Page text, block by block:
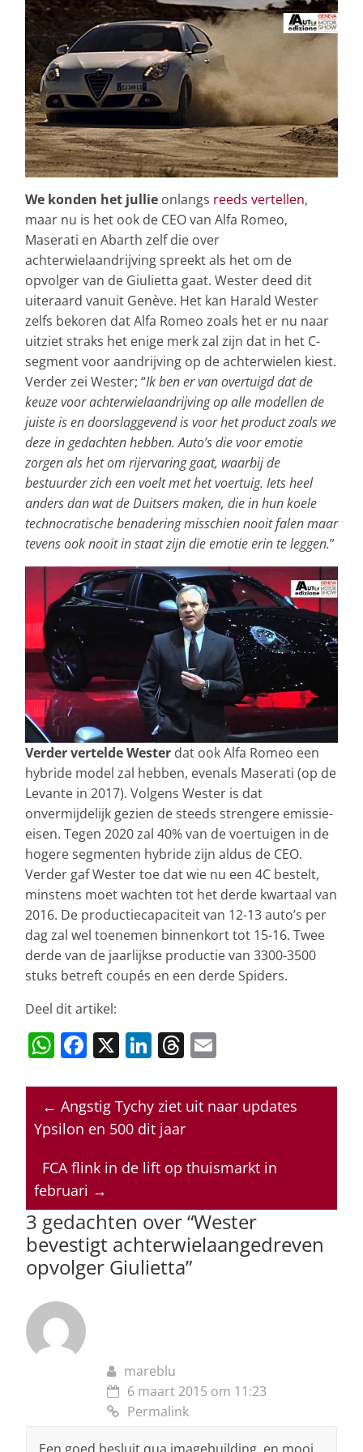
We konden het jullie onlangs reeds vertellen,
maar nu is het ook de CEO van Alfa Romeo,
Maserati en Abarth zelf die over
achterwielaandrijving spreekt als het om de
opvolger van de Giulietta gaat. Wester deed dit
uiteraard vanuit Genève. Het kan Harald Wester
zelfs bekoren dat Alfa Romeo zoals het er nu naar
uitziet straks het enige merk zal zijn dat in het C-
segment voor aandrijving op de achterwielen kiest.
Verder zei Wester; “Ik ben er van overtuigd dat de
keuze voor achterwielaandrijving op alle modellen de
juiste is en doorslaggevend is voor het product zoals we
deze in gedachten hebben. Auto’s die voor emotie
zorgen als het om rijervaring gaat, waarbij de
bestuurder zich een voelt met het voertuig. Iets heel
anders dan wat de Duitsers maken, die in hun koele
technocratische benadering misschien nooit falen maar
tevens ook nooit in staat zijn die emotie erin te leggen.”
Verder vertelde Wester dat ook Alfa Romeo een
hybride model zal hebben, evenals Maserati (op de
Levante in 2017). Volgens Wester is dat
onvermijdelijk gezien de steeds strengere emissie-
eisen. Tegen 2020 zal 40% van de voertuigen in de
hogere segmenten hybride zijn aldus de CEO.
Verder gaf Wester toe dat wie nu een 4C bestelt,
minstens moet wachten tot het derde kwartaal van
2016. De productiecapaciteit van 12-13 auto’s per
dag zal wel toenemen binnenkort tot 15-16. Twee
derde van de jaarlijkse productie van 3300-3500
stuks betreft coupés en een derde Spiders.
Deel dit artikel:
W
at
s
p
p
F
c
e
o
o
k
X Li
k
e
dI
n
T
re
a
s
ai
l
← Angstig Tychy ziet uit naar updates
Ypsilon en 500 dit jaar
FCA flink in de lift op thuismarkt in
februari →
3 gedachten over “Wester
bevestigt achterwielaangedreven
opvolger Giulietta”
mareblu
6 maart 2015 om 11:23
Permalink